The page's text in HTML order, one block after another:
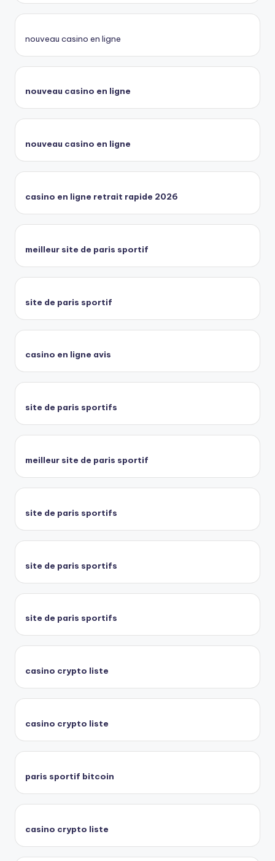
nouveau casino en ligne
nouveau casino en ligne
nouveau casino en ligne
casino en ligne retrait rapide 2026
meilleur site de paris sportif
site de paris sportif
casino en ligne avis
site de paris sportifs
meilleur site de paris sportif
site de paris sportifs
site de paris sportifs
site de paris sportifs
casino crypto liste
casino crypto liste
paris sportif bitcoin
casino crypto liste